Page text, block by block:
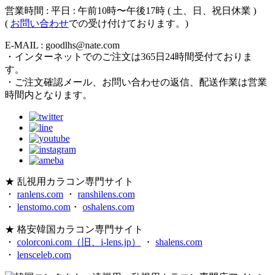
営業時間 : 平日 : 午前10時〜午後17時 ( 土、日、祝日休業 )
( お問い合わせでの受け付けております。)
E-MAIL : goodlhs@nate.com
・インターネットでのご注文は365日24時間受付ておりま
す。
・ご注文確認メール、お問い合わせの返信、配送作業は営業
時間内となります。
★ 乱視用カラコン専門サイト
・ ranlens.com ・ ranshilens.com
・ lenstomo.com ・ oshalens.com
★ 格安韓国カラコン専門サイト
・ colorconi.com（旧、i-lens.jp） ・ shalens.com
・ lensceleb.com